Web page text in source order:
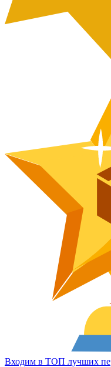
Входим в ТОП лучших